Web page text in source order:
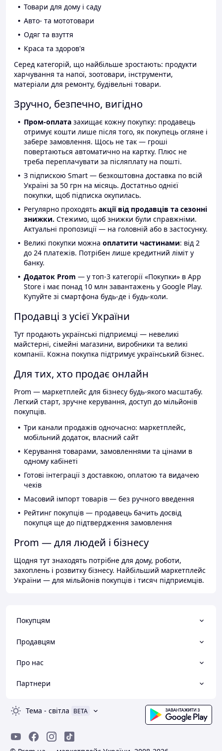
Товари для дому і саду
Авто- та мототовари
Одяг та взуття
Краса та здоров'я
Серед категорій, що найбільше зростають: продукти
харчування та напої, зоотовари, інструменти,
матеріали для ремонту, будівельні товари.
Зручно, безпечно, вигідно
Пром-оплата захищає кожну покупку: продавець
отримує кошти лише після того, як покупець огляне і
забере замовлення. Щось не так — гроші
повертаються автоматично на картку. Плюс не
треба переплачувати за післяплату на пошті.
З підпискою Smart — безкоштовна доставка по всій
Україні за 50 грн на місяць. Достатньо однієї
покупки, щоб підписка окупилась.
Регулярно проходять акції від продавців та сезонні
знижки. Стежимо, щоб знижки були справжніми.
Актуальні пропозиції — на головній або в застосунку.
Великі покупки можна оплатити частинами: від 2
до 24 платежів. Потрібен лише кредитний ліміт у
банку.
Додаток Prom — у топ-3 категорії «Покупки» в App
Store і має понад 10 млн завантажень у Google Play.
Купуйте зі смартфона будь-де і будь-коли.
Продавці з усієї України
Тут продають українські підприємці — невеликі
майстерні, сімейні магазини, виробники та великі
компанії. Кожна покупка підтримує український бізнес.
Для тих, хто продає онлайн
Prom — маркетплейс для бізнесу будь-якого масштабу.
Легкий старт, зручне керування, доступ до мільйонів
покупців.
Три канали продажів одночасно: маркетплейс,
мобільний додаток, власний сайт
Керування товарами, замовленнями та цінами в
одному кабінеті
Готові інтеграції з доставкою, оплатою та видачею
чеків
Масовий імпорт товарів — без ручного введення
Рейтинг покупців — продавець бачить досвід
покупця ще до підтвердження замовлення
Prom — для людей і бізнесу
Щодня тут знаходять потрібне для дому, роботи,
захоплень і розвитку бізнесу. Найбільший маркетплейс
України — для мільйонів покупців і тисяч підприємців.
Покупцям
Продавцям
Про нас
Партнери
Тема - світла BETA